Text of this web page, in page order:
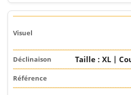
Taille : XL |